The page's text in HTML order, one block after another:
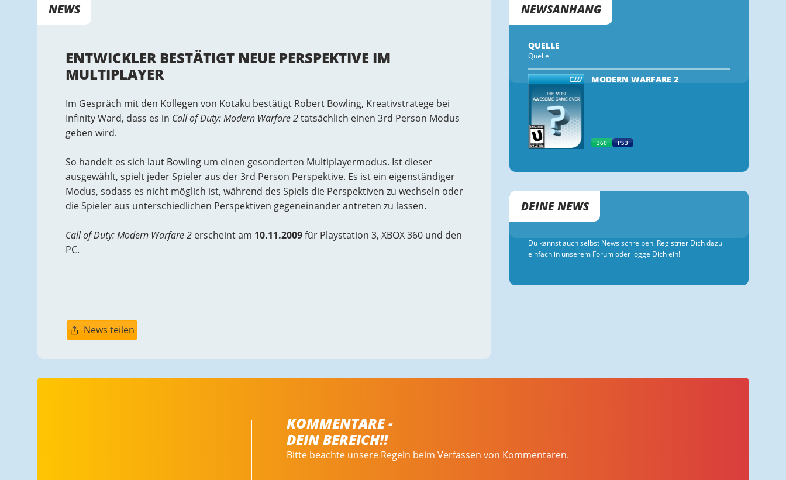
NEWS
ENTWICKLER BESTÄTIGT NEUE PERSPEKTIVE IM
MULTIPLAYER
Im Gespräch mit den Kollegen von Kotaku bestätigt Robert Bowling, Kreativstratege bei
Infinity Ward, dass es in Call of Duty: Modern Warfare 2tatsächlich einen 3rd Person Modus
geben wird.
So handelt es sich laut Bowling um einen gesonderten Multiplayermodus. Ist dieser
ausgewählt, spielt jeder Spieler aus der 3rd Person Perspektive. Es ist ein eigenständiger
Modus, sodass es nicht möglich ist, während des Spiels die Perspektiven zu wechseln oder
die Spieler aus unterschiedlichen Perspektiven gegeneinander antreten zu lassen.
Call of Duty: Modern Warfare 2 erscheint am 10.11.2009für Playstation 3, XBOX 360 und den
PC.
News teilen
NEWSANHANG
QUELLE
Quelle
MODERN WARFARE 2
360 PS3
DEINE NEWS
Du kannst auch selbst News schreiben. Registrier Dich dazu
einfach in unserem Forum oder logge Dich ein!
KOMMENTARE -
DEIN BEREICH!!
Bitte beachte unsere Regeln beim Verfassen von Kommentaren.